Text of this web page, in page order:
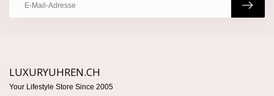
LUXURYUHREN.CH
Your Lifestyle Store Since 2005